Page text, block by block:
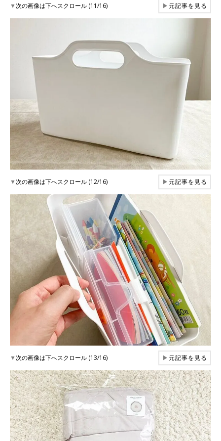
▼次の画像は下へスクロール (11/16) ▶元記事を見る
▼次の画像は下へスクロール (12/16) ▶元記事を見る
▼次の画像は下へスクロール (13/16) ▶元記事を見る